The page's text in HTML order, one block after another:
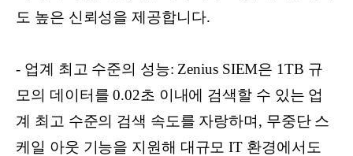
도 높은 신뢰성을 제공합니다.
- 업계 최고 수준의 성능: Zenius SIEM은 1TB 규
모의 데이터를 0.02초 이내에 검색할 수 있는 업
계 최고 수준의 검색 속도를 자랑하며, 무중단 스
케일 아웃 기능을 지원해 대규모 IT 환경에서도